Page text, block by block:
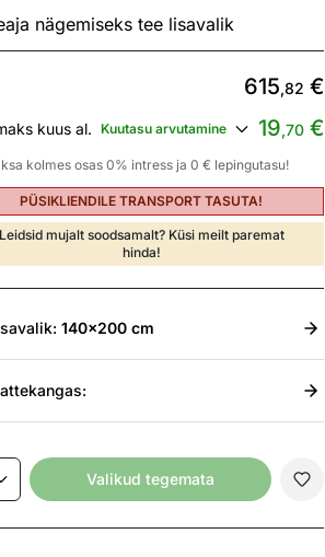
nägemiseks tee lisavalik
615,82 €
kuus al. Kuutasu arvutamine 19,70€
kolmes osas 0% intress ja 0 € lepingutasu!
PÜSIKLIENDILE TRANSPORT TASUTA!
mujalt soodsamalt? Küsi meilt paremat
hinda!
140x200 cm
Valikud tegemata